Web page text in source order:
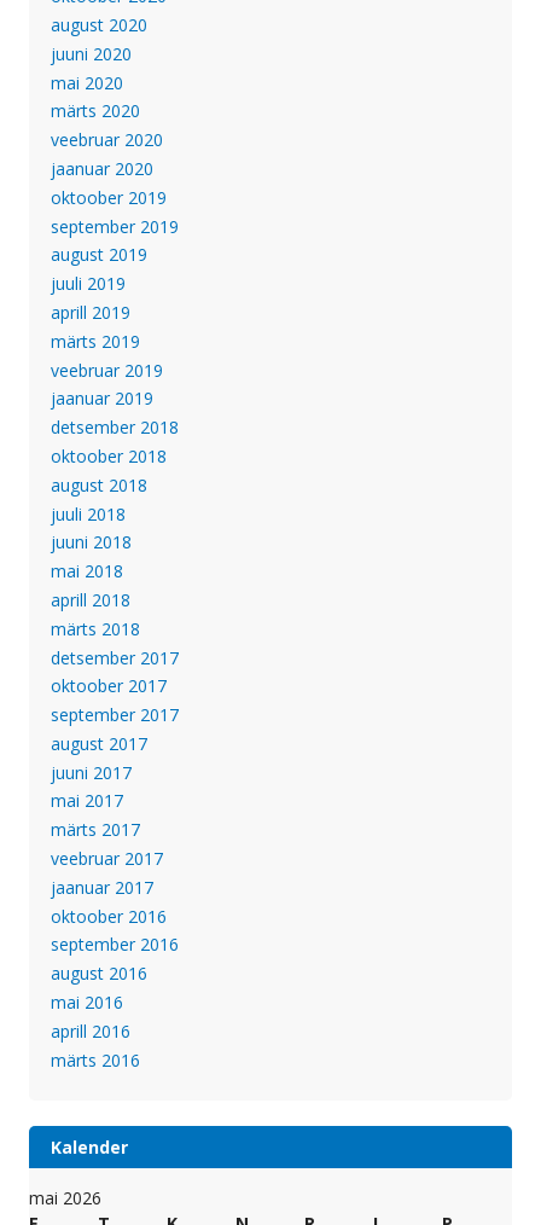
august 2020
juuni 2020
mai 2020
märts 2020
veebruar 2020
jaanuar 2020
oktoober 2019
september 2019
august 2019
juuli 2019
aprill 2019
märts 2019
veebruar 2019
jaanuar 2019
detsember 2018
oktoober 2018
august 2018
juuli 2018
juuni 2018
mai 2018
aprill 2018
märts 2018
detsember 2017
oktoober 2017
september 2017
august 2017
juuni 2017
mai 2017
märts 2017
veebruar 2017
jaanuar 2017
oktoober 2016
september 2016
august 2016
mai 2016
aprill 2016
märts 2016
Kalender
mai 2026